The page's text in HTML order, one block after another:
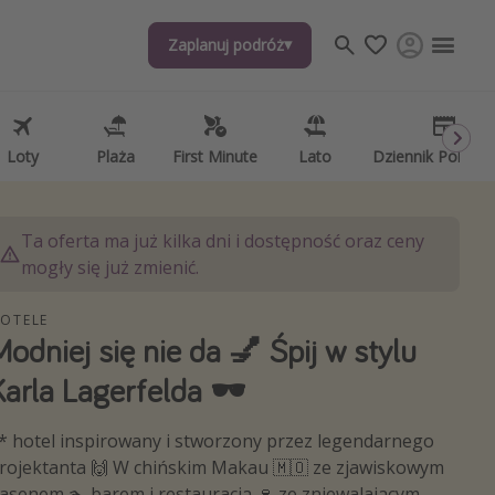
Zaplanuj podróż
Loty Plaża First Minute Lato Dziennik
Zaplanuj podróż
Loty Plaża First Minute Lato Dziennik
ciekawostki, porady podróżnicze
aplikacje podróżnicze
Ta oferta ma już kilka dni i dostępność oraz ceny
mogły się już zmienić.
się nie da 💅 Śpij w stylu
Lagerfelda 🕶️
hotel inspirowany i stworzony przez legendarnego
🙌 W chińskim Makau 🇲🇴 ze zjawiskowym